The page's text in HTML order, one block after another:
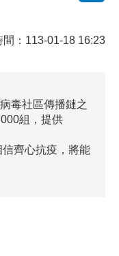
間：113-01-18 16:23
毒社區傳播鏈之
組，提供
齊心抗疫，將能